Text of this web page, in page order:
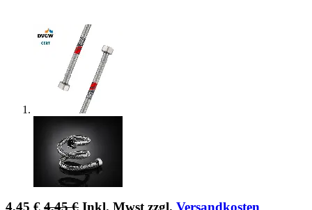
4,45 € 4,45€ Inkl. Mwst zzgl. Versandkosten